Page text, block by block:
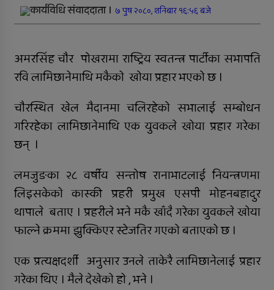
जिल्ला अस्पतालमा जटिल शल्यक्रिया
समानताका लागि सरोकारवालाको १० बुँदे
प्रतिबद्धता
प्रदेशमै पहिलो प्रविधिमैत्री बन्दै विरेन्द्रनगर
कर्णालीमा विपद् प्रतिकार्य योजना लागू
तिन अर्ब ६२ करोड बजेट
सार्वजनिक बिदामा पनि सेवा दिदै
कालीकोटका नौ पालिकाको चार अर्ब ५५
करोड बजेट
अपाङ्गता भएकी छात्राको शिक्षाबाट बन्चित
कार्यविधि संवाददाता । ७ पुष २०८०, शनिबार १६:५६ बजे
अमरसिंह चौर पोखरामा राष्ट्रिय स्वतन्त्र पार्टीका सभापति
रवि लामिछानेमाथि मकैकाे खोया प्रहार भएको छ ।
चौरस्थित खेल मैदानमा चलिरहेको सभालाई सम्बोधन
गरिरहेका लामिछानेमाथि एक युवकले खोया प्रहार गरेका
छन् ।
लमजुङका २८ वर्षीय सन्तोष रानाभाटलाई नियन्त्रणमा
लिइसकेकाे कास्की प्रहरी प्रमुख एसपी मोहनबहादुर
थापाले बताए । प्रहरीले भने मकै खाँदै गरेका युवकले खोया
फाल्ने क्रममा झुक्किएर स्टेजतिर गएको बताएको छ ।
एक प्रत्यक्षदर्शी अनुसार उनले ताकेरै लामिछानेलाई प्रहार
गरेका थिए । मैले देखेकाे हाे , भने ।